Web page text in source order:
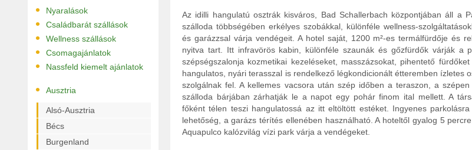
• Nyaralások
• Családbarát szállások
• Wellness szállások
• Csomagajánlatok
• Nassfeld kiemelt ajánlatok
• Ausztria
Alsó-Ausztria
Bécs
Burgenland
Az idilli hangulatú osztrák kisváros, Bad Schallerbach központjában áll a
szálloda többségében erkélyes szobákkal, különféle wellness-
és garázzsal várja vendégeit. A hotel saját, 1200 m²-es termálfürdője és
nyitva tart. Itt infravörös kabin, különféle szaunák és gőzfürdők várják a
szépségszalonja kozmetikai kezeléseket, masszázsokat, pihentető
hangulatos, nyári terasszal is rendelkező légkondicionált étteremben ízletes
szolgálnak fel. A kellemes vacsora után szép időben a teraszon, a
szálloda bárjában zárhatják le a napot egy pohár finom ital mellett. A
főként télen teszi hangulatossá az itt eltöltött estéket. Ingyenes
lehetőség, a garázs térítés ellenében használható. A hoteltől gyalog 5
Aquapulco kalózvilág vízi park várja a vendégeket.